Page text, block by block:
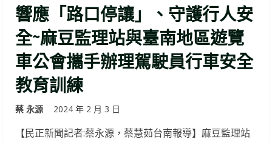
響應「路口停讓」、守護行人安
全~麻豆監理站與臺南地區遊覽
車公會攜手辦理駕駛員行車安全
教育訓練
蔡 永源 2024 年 2 月 3 日
【民正新聞記者:蔡永源，蔡慧茹台南報導】麻豆監理站